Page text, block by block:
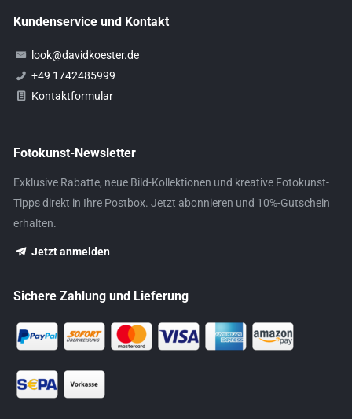
Kundenservice und Kontakt
look@davidkoester.de
+49 1742485999
Kontaktformular
Fotokunst-Newsletter
Exklusive Rabatte, neue Bild-Kollektionen und kreative Fotokunst-
Tipps direkt in Ihre Postbox. Jetzt abonnieren und 10%-Gutschein
erhalten.
Jetzt anmelden
Sichere Zahlung und Lieferung